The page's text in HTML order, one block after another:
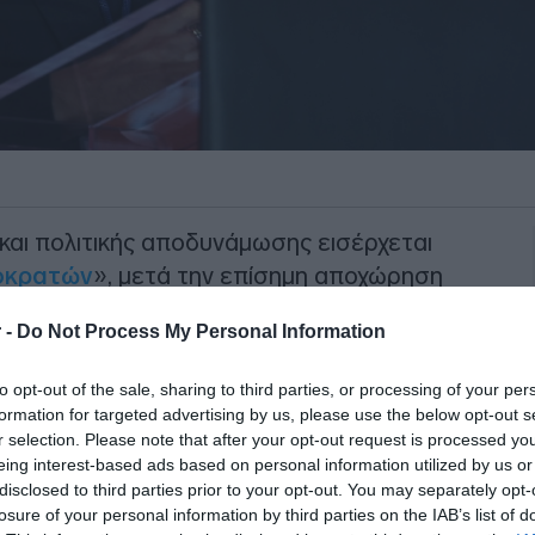
- Do Not Process My Personal Information
opt-out of the sale, sharing to third parties, or processing of your
for targeted advertising by us, please use the below opt-out
selection. Please note that after your opt-out request is processed
interest-based ads based on personal information utilized by us
to third parties prior to your opt-out. You may separately
of your personal information by third parties on the IAB’s list of
πολιτικής αποδυνάμωσης εισέρχεται
», μετά την επίσημη αποχώρηση
να κλείσει τον κύκλο της στο
τον κύκλο των πρόσφατων